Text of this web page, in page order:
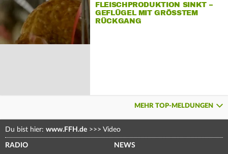
FLEISCHPRODUKTION SINKT –
GEFLÜGEL MIT GRÖSSTEM R
ÜCKGANG
MEHR TOP-MELDUNGEN
Du bist hier: www.FFH.de >>> Video
RADIO NEWS